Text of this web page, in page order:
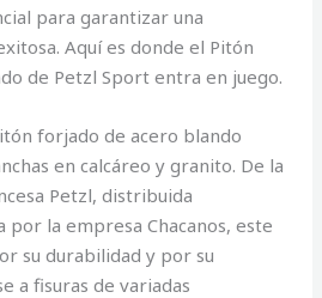
para garantizar una
Aquí es donde el Pitón
de Petzl Sport entra en juego.
forjado de acero blando
en calcáreo y granito. De la
Petzl, distribuida
la empresa Chacanos, este
su durabilidad y por su
a fisuras de variadas